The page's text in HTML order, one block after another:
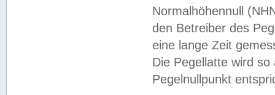
Normalhöhennull
den Betreiber des
eine lange Zeit
Die Pegellatte wird
Pegelnullpunkt